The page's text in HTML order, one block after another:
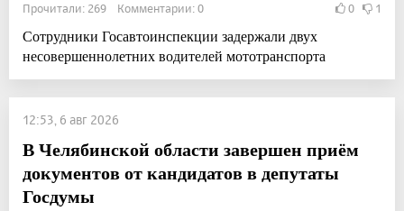
Прочитали: 269 Комментарии: 0 0 1
Сотрудники Госавтоинспекции задержали двух
несовершеннолетних водителей мототранспорта
12:53, 6 авг 2026
В Челябинской области завершен приём
документов от кандидатов в депутаты
Госдумы